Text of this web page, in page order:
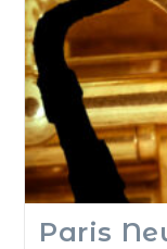
Paris